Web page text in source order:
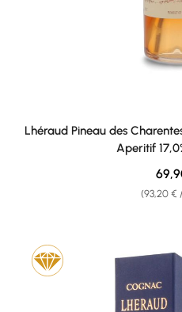
Lhéraud Pineau des
Aperitif
(93,20 €